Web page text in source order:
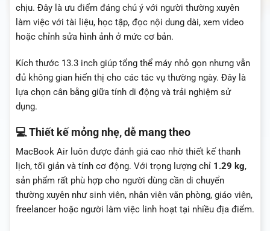
chịu. Đây là ưu điểm đáng chú ý với người thường xuyên
làm việc với tài liệu, học tập, đọc nội dung dài, xem video
hoặc chỉnh sửa hình ảnh ở mức cơ bản.
Kích thước 13.3 inch giúp tổng thể máy nhỏ gọn nhưng vẫn
đủ không gian hiển thị cho các tác vụ thường ngày. Đây là
lựa chọn cân bằng giữa tính di động và trải nghiệm sử
dụng.
💻 Thiết kế mỏng nhẹ, dễ mang theo
MacBook Air luôn được đánh giá cao nhờ thiết kế thanh
lịch, tối giản và tính cơ động. Với trọng lượng chỉ 1.29 kg,
sản phẩm rất phù hợp cho người dùng cần di chuyển
thường xuyên như sinh viên, nhân viên văn phòng, giáo viên,
freelancer hoặc người làm việc linh hoạt tại nhiều địa điểm.